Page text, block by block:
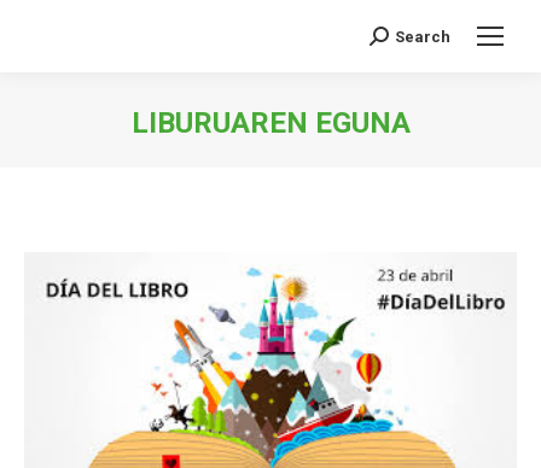
Search:
Search
LIBURUAREN EGUNA